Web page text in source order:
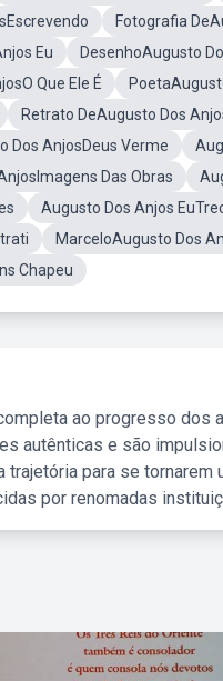
Fotografia
Eu DesenhoAugusto
Que Ele É
Retrato DeAugusto Dos
Dos AnjosDeus Verme
Das Obras
Augusto Dos Anjos
MarceloAugusto Dos
Chapeu
ao progresso dos
autênticas e são
para se tornarem
por renomadas